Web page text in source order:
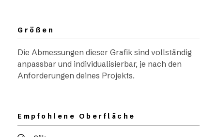
Größen
Die Abmessungen dieser Grafik sind vollständig
anpassbar und individualisierbar, je nach den
Anforderungen deines Projekts.
Empfohlene Oberfläche